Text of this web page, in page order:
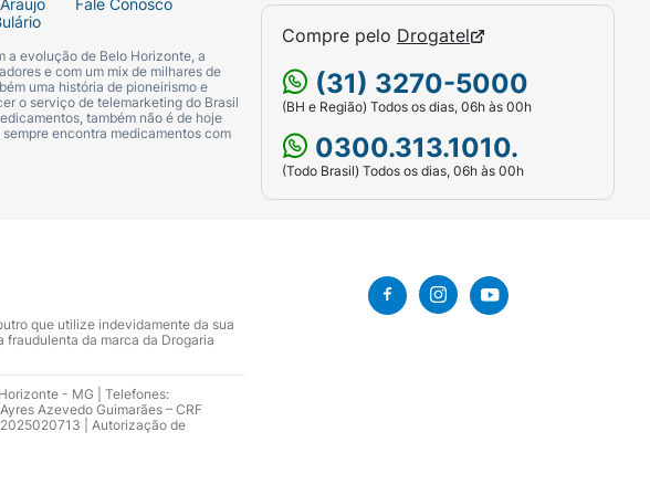
se a ingestão de líquidos para evitar a desidratação.
procure o médico.
através de catéter intravenoso periférico ou central,
deve ser administrado somente pela via
outros medicamentos como amiodarona, antivirais,
arterial, cetoconazol, rifampicina, carbamazepina, fenitoína,
Fale Conosco
a evolução de Belo Horizonte, a
e com um mix de milhares de
uma história de pioneirismo e
o serviço de telemarketing do Brasil
também não é de hoje
encontra medicamentos com
Compre pelo Drogatel
(31) 3270-5000
(BH e Região) Todos os dias, 06h às 00h
0300.313.1010.
(Todo Brasil) Todos os dias, 06h às 00h
que utilize indevidamente da sua
fraudulenta da marca da Drogaria
- MG | Telefones:
Azevedo Guimarães – CRF
2025020713 | Autorização de